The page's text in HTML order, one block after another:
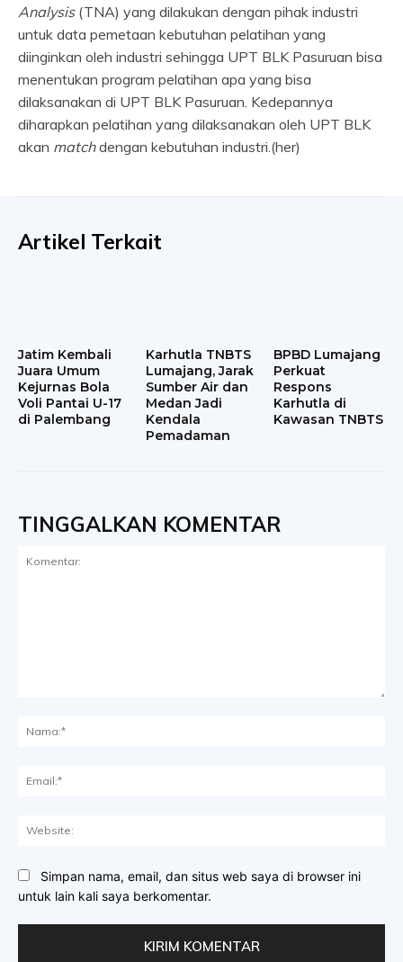
Analysis(TNA) yang dilakukan dengan pihak industri
untuk data pemetaan kebutuhan pelatihan yang
diinginkan oleh industri sehingga UPT BLK Pasuruan bisa
menentukan program pelatihan apa yang bisa
dilaksanakan di UPT BLK Pasuruan. Kedepannya
diharapkan pelatihan yang dilaksanakan oleh UPT BLK
akan matchdengan kebutuhan industri.(her)
Artikel Terkait
Jatim Kembali
Juara Umum
Kejurnas Bola
Voli Pantai U-17
di Palembang
Karhutla TNBTS
Lumajang, Jarak
Sumber Air dan
Medan Jadi
Kendala
Pemadaman
BPBD Lumajang
Perkuat
Respons
Karhutla di
Kawasan TNBTS
TINGGALKAN KOMENTAR
Simpan nama, email, dan situs web saya di browser ini
untuk lain kali saya berkomentar.